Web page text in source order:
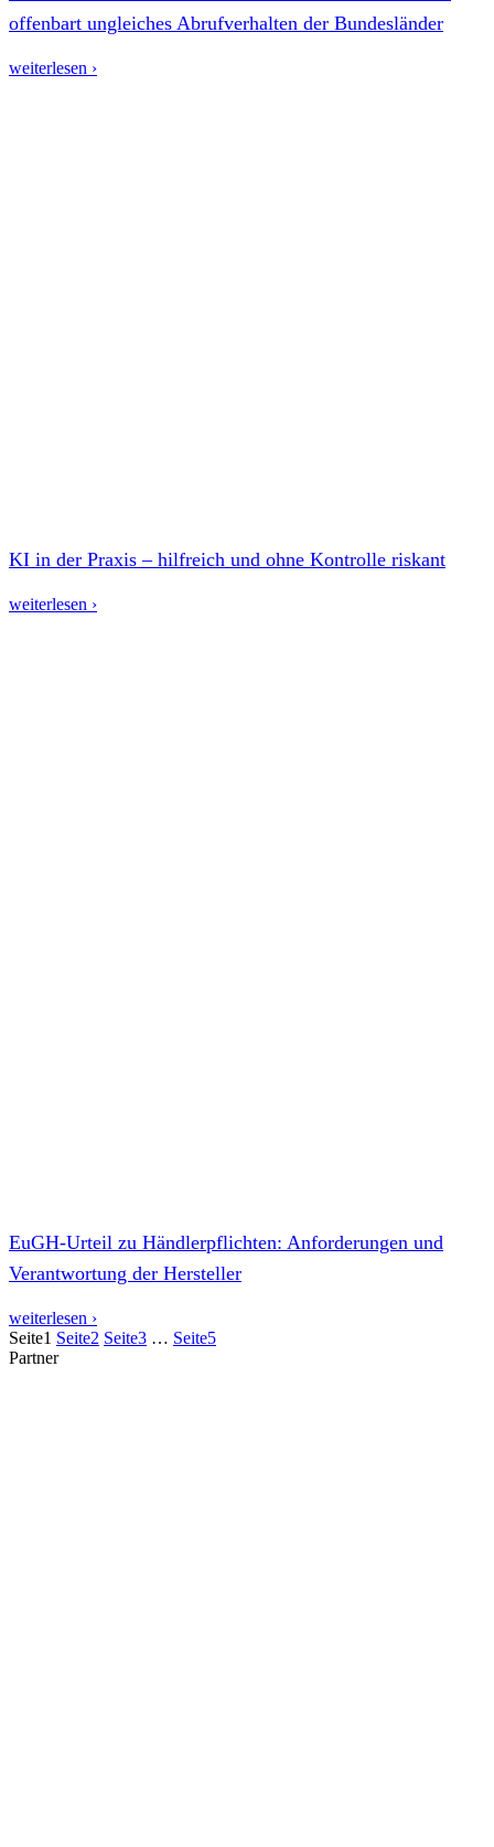
offenbart ungleiches Abrufverhalten der Bundesländer
weiterlesen ›
KI in der Praxis – hilfreich und ohne Kontrolle riskant
weiterlesen ›
EuGH-Urteil zu Händlerpflichten: Anforderungen und
Verantwortung der Hersteller
weiterlesen ›
Seite1 Seite2 Seite3 … Seite5
Partner